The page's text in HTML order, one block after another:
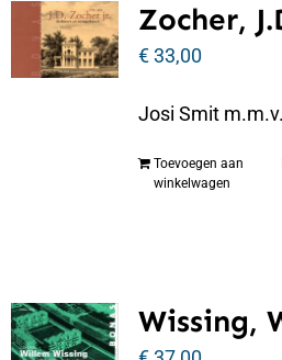
Zocher,
€33,00
Josi Smit
Toevoegen aan
winkelwagen
Wissing,